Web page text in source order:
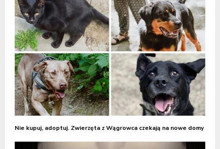
Nie kupuj, adoptuj. Zwierzęta z Wągrowca czekają na nowe domy